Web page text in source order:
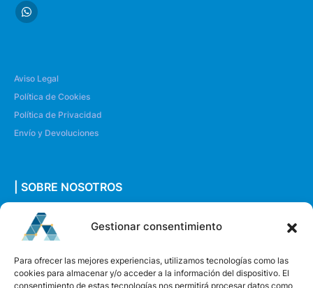
Gestionar consentimiento
Para ofrecer las mejores experiencias, utilizamos tecnologías como las
cookies para almacenar y/o acceder a la información del dispositivo. El
consentimiento de estas tecnologías nos permitirá procesar datos como
Aviso Legal
Política de Cookies
Política de Privacidad
Envío y Devoluciones
| SOBRE NOSOTROS
Quiénes somos
Envíanos un mensaje